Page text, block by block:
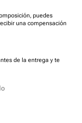
puedes
una compensación
de la entrega y te